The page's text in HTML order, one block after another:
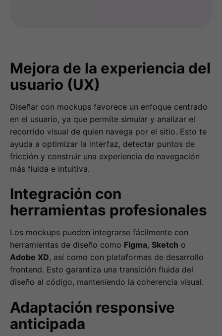
Mejora de la experiencia del
usuario (UX)
Diseñar con mockups favorece un enfoque centrado
en el usuario, ya que permite simular y analizar el
recorrido visual de quien navega por el sitio. Esto te
ayuda a optimizar la interfaz, detectar puntos de
fricción y construir una experiencia de navegación
más fluida e intuitiva.
Integración con
herramientas profesionales
Los mockups pueden integrarse fácilmente con
herramientas de diseño como Figma, Sketch o
Adobe XD, así como con plataformas de desarrollo
frontend. Esto garantiza una transición fluida del
diseño al código, manteniendo la coherencia visual.
Adaptación responsive
anticipada